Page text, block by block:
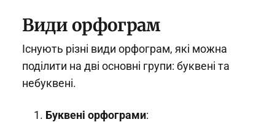
Види орфограм
Існують різні види орфограм, які можна
поділити на дві основні групи: буквені та
небуквені.
Буквені орфограми: